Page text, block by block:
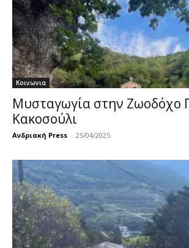
Κοινωνια
Μυσταγωγία στην Ζωοδόχο
Κακοσούλι
Ανδριακή Press - 25/04/2025